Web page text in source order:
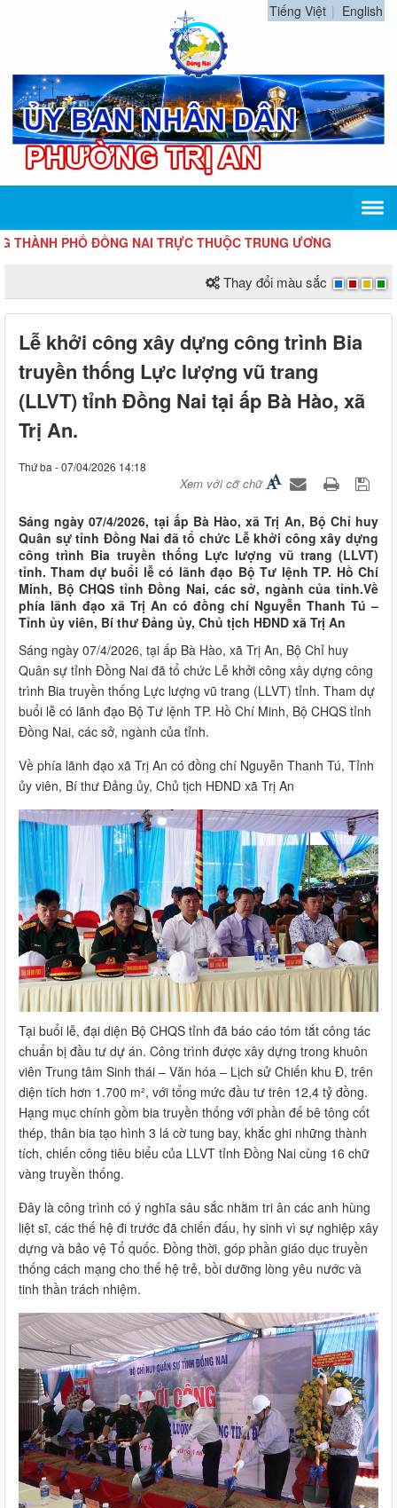
Tiếng Việt English
PHỐ ĐỒNG NAI TRỰC THUỘC TRUNG ƯƠNG
Thay đổi màu sắc
Lễ khởi công xây dựng công trình Bia
truyền thống Lực lượng vũ trang
(LLVT) tỉnh Đồng Nai tại ấp Bà Hào, xã
Trị An.
Thứ ba - 07/04/2026 14:18
Xem với cỡ chữ
Sáng ngày 07/4/2026, tại ấp Bà Hào, xã Trị An, Bộ Chỉ huy
Quân sự tỉnh Đồng Nai đã tổ chức Lễ khởi công xây dựng
công trình Bia truyền thống Lực lượng vũ trang (LLVT)
tỉnh. Tham dự buổi lễ có lãnh đạo Bộ Tư lệnh TP. Hồ Chí
Minh, Bộ CHQS tỉnh Đồng Nai, các sở, ngành của tỉnh.Về
phía lãnh đạo xã Trị An có đồng chí Nguyễn Thanh Tú –
Tỉnh ủy viên, Bí thư Đảng ủy, Chủ tịch HĐND xã Trị An
Sáng ngày 07/4/2026, tại ấp Bà Hào, xã Trị An, Bộ Chỉ huy
Quân sự tỉnh Đồng Nai đã tổ chức Lễ khởi công xây dựng công
trình Bia truyền thống Lực lượng vũ trang (LLVT) tỉnh. Tham dự
buổi lễ có lãnh đạo Bộ Tư lệnh TP. Hồ Chí Minh, Bộ CHQS tỉnh
Đồng Nai, các sở, ngành của tỉnh.
Về phía lãnh đạo xã Trị An có đồng chí Nguyễn Thanh Tú, Tỉnh
ủy viên, Bí thư Đảng ủy, Chủ tịch HĐND xã Trị An
Tại buổi lễ, đại diện Bộ CHQS tỉnh đã báo cáo tóm tắt công tác
chuẩn bị đầu tư dự án. Công trình được xây dựng trong khuôn
viên Trung tâm Sinh thái – Văn hóa – Lịch sử Chiến khu Đ, trên
diện tích hơn 1.700 m², với tổng mức đầu tư trên 12,4 tỷ đồng.
Hạng mục chính gồm bia truyền thống với phần đế bê tông cốt
thép, thân bia tạo hình 3 lá cờ tung bay, khắc ghi những thành
tích, chiến công tiêu biểu của LLVT tỉnh Đồng Nai cùng 16 chữ
vàng truyền thống.
Đây là công trình có ý nghĩa sâu sắc nhằm tri ân các anh hùng
liệt sĩ, các thế hệ đi trước đã chiến đấu, hy sinh vì sự nghiệp xây
dựng và bảo vệ Tổ quốc. Đồng thời, góp phần giáo dục truyền
thống cách mạng cho thế hệ trẻ, bồi dưỡng lòng yêu nước và
tinh thần trách nhiệm.